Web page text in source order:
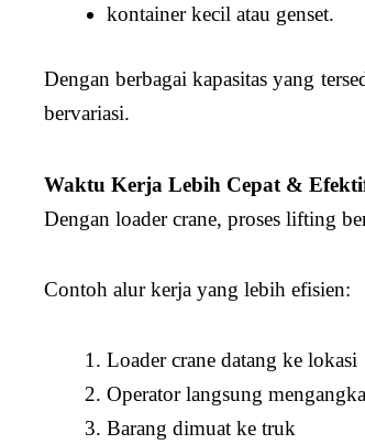
kontainer kecil atau genset.
Dengan berbagai kapasitas yang
bervariasi.
Waktu Kerja Lebih Cepat &
Dengan loader crane, proses lifting
Contoh alur kerja yang lebih efisien:
Loader crane datang ke lokasi
Operator langsung
Barang dimuat ke truk